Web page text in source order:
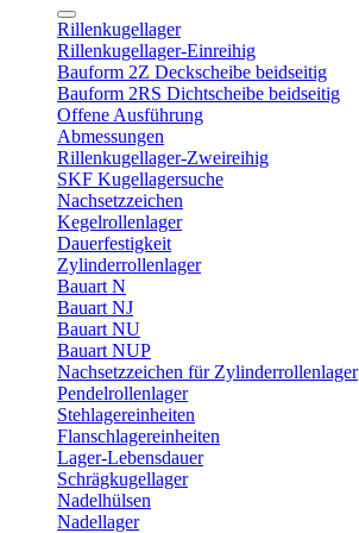
Rillenkugellager
Rillenkugellager-Einreihig
Bauform 2Z Deckscheibe beidseitig
Bauform 2RS Dichtscheibe beidseitig
Offene Ausführung
Abmessungen
Rillenkugellager-Zweireihig
SKF Kugellagersuche
Nachsetzzeichen
Kegelrollenlager
Dauerfestigkeit
Zylinderrollenlager
Bauart N
Bauart NJ
Bauart NU
Bauart NUP
Nachsetzzeichen für Zylinderrollenlager
Pendelrollenlager
Stehlagereinheiten
Flanschlagereinheiten
Lager-Lebensdauer
Schrägkugellager
Nadelhülsen
Nadellager